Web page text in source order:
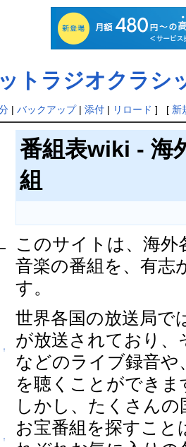
トラジオクラシ
| バックアップ| 添付 | リロード ] [ 新
↑
↑
番組表wiki - 海
組
このサイトは、海
音楽の番組を、有志
す。
世界各国の放送局で
が放送されており、
などのライブ録音や
を聴くことができま
しかし、たくさん
お宝番組を探すこ